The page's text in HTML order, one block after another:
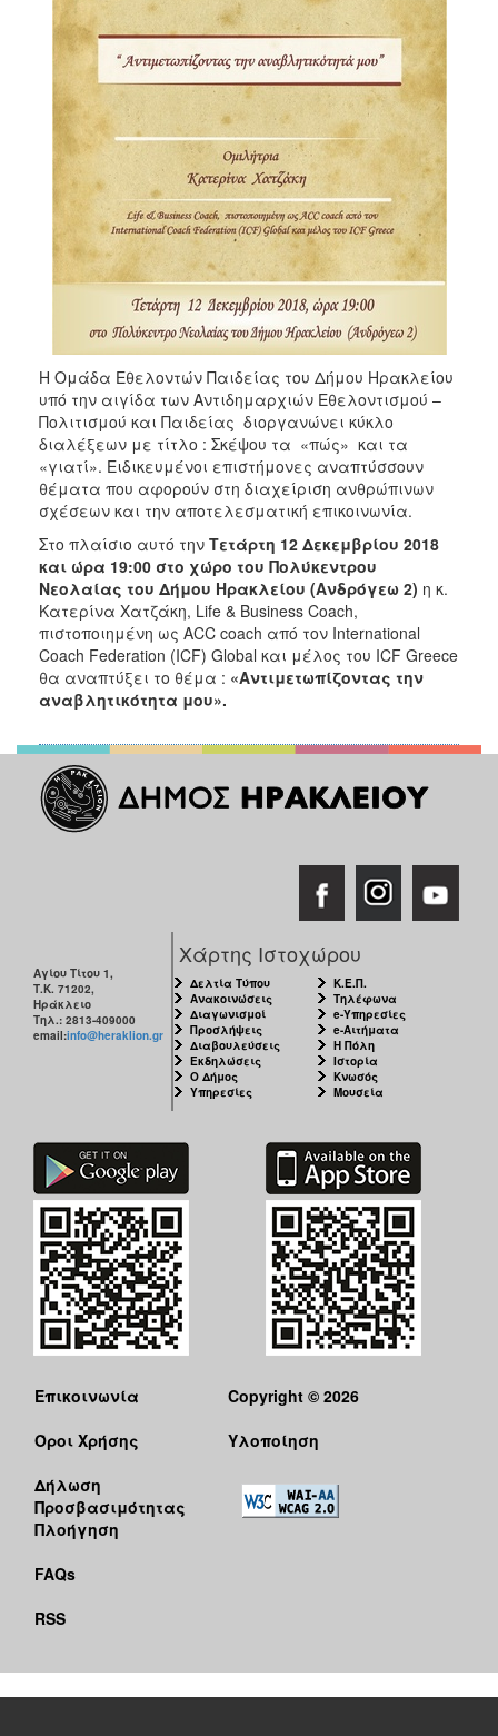
2006
ΠΟΛΙΤΙΣΜΟΣ
ΑΝΘΕΚΤΙΚΗ
Η Ομάδα Εθελοντών Παιδείας του Δήμου Ηρακλείου
υπό την αιγίδα των Αντιδημαρχιών Εθελοντισμού –
Πολιτισμού και Παιδείας διοργανώνει κύκλο
διαλέξεων με τίτλο : Σκέψου τα «πώς» και τα
«γιατί». Ειδικευμένοι επιστήμονες αναπτύσσουν
θέματα που αφορούν στη διαχείριση ανθρώπινων
σχέσεων και την αποτελεσματική επικοινωνία.
Στο πλαίσιο αυτό την Τετάρτη 12 Δεκεμβρίου 2018
και ώρα 19:00 στο χώρο του Πολύκεντρου
Νεολαίας του Δήμου Ηρακλείου (Ανδρόγεω 2) η κ.
Κατερίνα Χατζάκη, Life & Business Coach,
πιστοποιημένη ως ACC coach από τον International
Coach Federation (ICF) Global και μέλος του ICF Greece
θα αναπτύξει το θέμα : «Αντιμετωπίζοντας την
αναβλητικότητα μου».
Αγίου Τίτου 1,
Τ.Κ. 71202,
Ηράκλειο
Τηλ.: 2813-409000
email:info@heraklion.gr
Χάρτης Ιστοχώρου
Δελτία Τύπου
Ανακοινώσεις
Διαγωνισμοί
Προσλήψεις
Διαβουλεύσεις
Εκδηλώσεις
Ο Δήμος
Υπηρεσίες
Κ.Ε.Π.
Τηλέφωνα
e-Υπηρεσίες
e-Αιτήματα
Η Πόλη
Ιστορία
Κνωσός
Μουσεία
Επικοινωνία
Όροι Χρήσης
Δήλωση
Προσβασιμότητας
Πλοήγηση
FAQs
RSS
Copyright © 2026
Υλοποίηση